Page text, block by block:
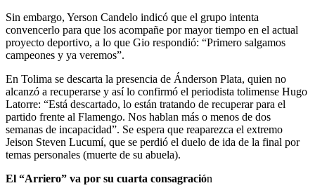
Sin embargo, Yerson Candelo indicó que el grupo intenta
convencerlo para que los acompañe por mayor tiempo en el actual
proyecto deportivo, a lo que Gio respondió: “Primero salgamos
campeones y ya veremos”.
En Tolima se descarta la presencia de Ánderson Plata, quien no
alcanzó a recuperarse y así lo confirmó el periodista tolimense Hugo
Latorre: “Está descartado, lo están tratando de recuperar para el
partido frente al Flamengo. Nos hablan más o menos de dos
semanas de incapacidad”. Se espera que reaparezca el extremo
Jeison Steven Lucumí, que se perdió el duelo de ida de la final por
temas personales (muerte de su abuela).
El “Arriero” va por su cuarta consagración